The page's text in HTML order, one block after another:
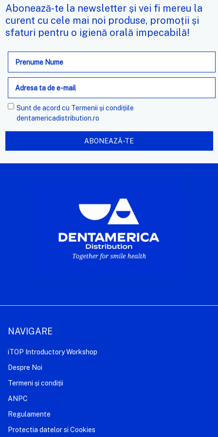
Abonează-te la newsletter și vei fi mereu la
curent cu cele mai noi produse, promoții și
sfaturi pentru o igienă orală impecabilă!
Adresa
e-
mail
Sunt de acord cu Termenii și condițiile
dentamericadistribution.ro
NAVIGARE
iTOP Introductory Workshop
Despre Noi
Termeni și condiții
ANPC
Regulamente
Protectia datelor si Cookies